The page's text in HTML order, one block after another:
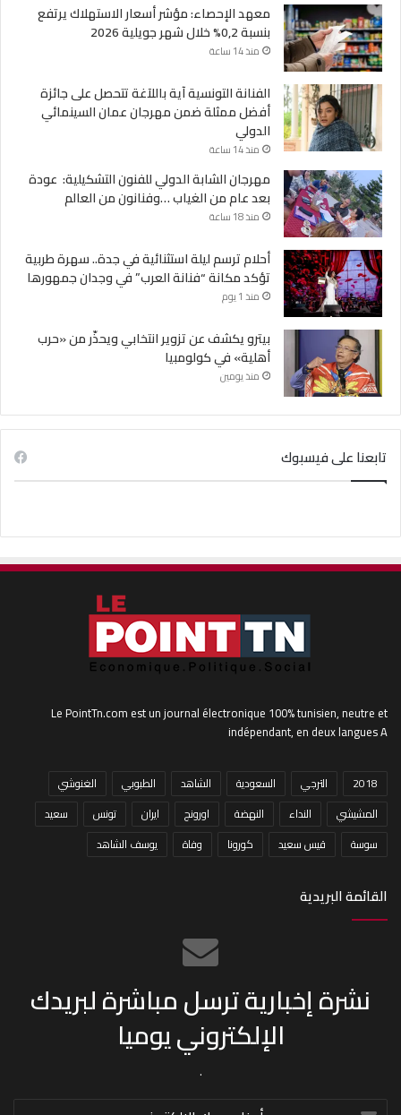
معهد الإحصاء: مؤشر أسعار الاستهلاك يرتفع
بنسبة 0,2% خلال شهر جويلية 2026
منذ 14 ساعة
الفنانة التونسية آية باللآغة تتحصل على جائزة
أفضل ممثلة ضمن مهرجان عمان السينمائي
الدولي
منذ 14 ساعة
مهرجان الشابة الدولي للفنون التشكيلية: عودة
بعد عام من الغياب …وفنانون من العالم
منذ 18 ساعة
أحلام ترسم ليلة استثنائية في جدة.. سهرة طربية
تؤكد مكانة “فنانة العرب” في وجدان جمهورها
منذ 1 يوم
بيترو يكشف عن تزوير انتخابي ويحذّر من «حرب
أهلية» في كولومبيا
منذ يومين
تابعنا على فيسبوك
Le PointTn.com est un journal électronique 100% tunisien, neutre et
indépendant, en deux langues A
2018 الترجي السعودية الشاهد الطبوبي
الغنوشي
المشيشي
النداء النهضة اورونج ايران تونس
سعيد
سوسة
قيس سعيد كورونا وفاة يوسف الشاهد
القائمة البريدية
نشرة إخبارية ترسل مباشرة لبريدك
الإلكتروني يوميا
.
أدخل